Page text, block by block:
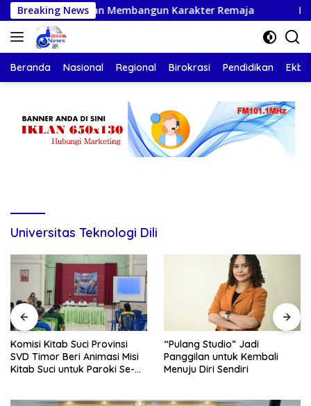
Langsung
ke
konten
Breaking News
Gerakan Membangun Karakter Remaja Lepas
Beranda Nasional Regional Birokrasi Pendidikan Ekbis
Universitas Teknologi Dili
Komisi Kitab Suci Provinsi
SVD Timor Beri Animasi Misi
Kitab Suci untuk Paroki Se-
“Pulang Studio” Jadi
Panggilan untuk Kembali
Menuju Diri Sendiri